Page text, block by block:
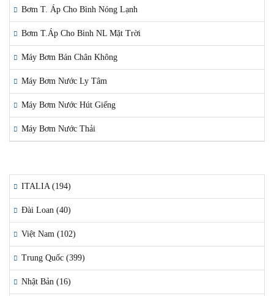
Bơm T. Áp Cho Bình Nóng Lạnh
Bơm T.Áp Cho Bình NL Mặt Trời
Máy Bơm Bán Chân Không
Máy Bơm Nước Ly Tâm
Máy Bơm Nước Hút Giếng
Máy Bơm Nước Thải
ITALIA (194)
Đài Loan (40)
Việt Nam (102)
Trung Quốc (399)
Nhật Bản (16)